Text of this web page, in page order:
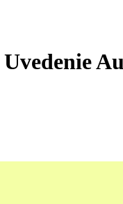
Uvedenie